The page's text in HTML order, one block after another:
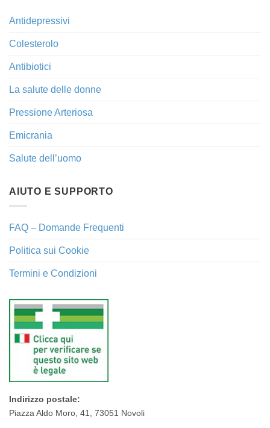
Antidepressivi
Colesterolo
Antibiotici
La salute delle donne
Pressione Arteriosa
Emicrania
Salute dell’uomo
AIUTO E SUPPORTO
FAQ – Domande Frequenti
Politica sui Cookie
Termini e Condizioni
Indirizzo postale:
Piazza Aldo Moro, 41, 73051 Novoli